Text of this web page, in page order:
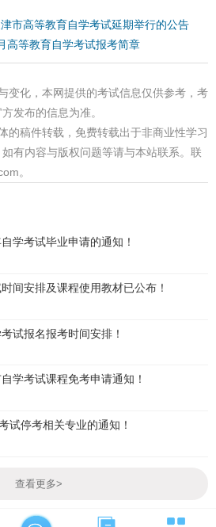
市高等教育自学考试延期举行的公告
高等教育自学考试报考简章
变化，本网提供的考试信息仅供参考，考
发布的信息为准。
的稿件转载，免费转载出于非商业性学习
有内容与版权问题等请与本站联系。联
。
学考试毕业申请的通知！
间安排及课程使用教材已公布！
试报名报考时间安排！
学考试课程免考申请通知！
试停考相关专业的通知！
查看更多>